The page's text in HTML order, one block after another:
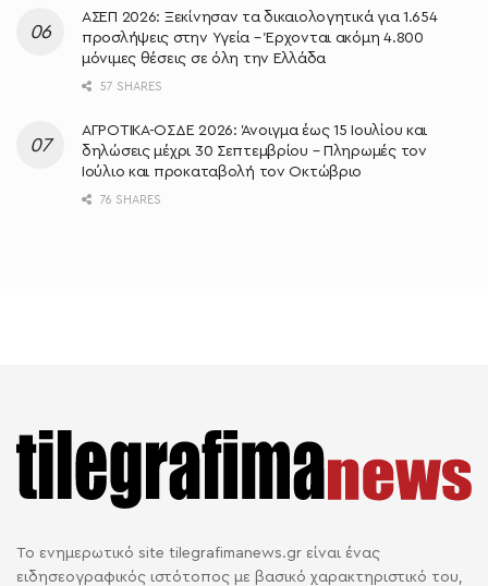
ΑΣΕΠ 2026: Ξεκίνησαν τα δικαιολογητικά για 1.654
προσλήψεις στην Υγεία – Έρχονται ακόμη 4.800
μόνιμες θέσεις σε όλη την Ελλάδα
57 SHARES
ΑΓΡΟΤΙΚΑ-ΟΣΔΕ 2026: Άνοιγμα έως 15 Ιουλίου και
δηλώσεις μέχρι 30 Σεπτεμβρίου – Πληρωμές τον
Ιούλιο και προκαταβολή τον Οκτώβριο
76 SHARES
Το ενημερωτικό site tilegrafimanews.gr είναι ένας
ειδησεογραφικός ιστότοπος με βασικό χαρακτηριστικό του,